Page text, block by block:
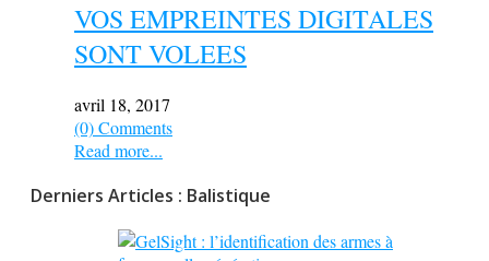
VOS EMPREINTES DIGITALES
SONT VOLEES
avril 18, 2017
(0) Comments
Read more...
Derniers Articles : Balistique